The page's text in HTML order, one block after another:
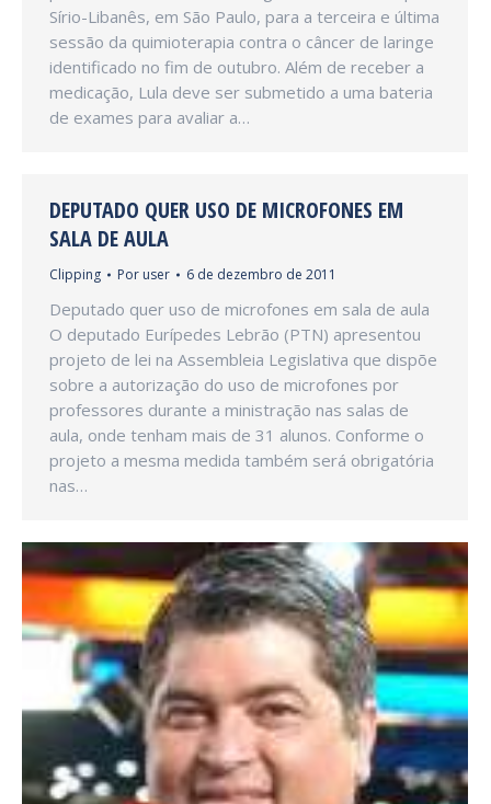
Sírio-Libanês, em São Paulo, para a terceira e última
sessão da quimioterapia contra o câncer de laringe
identificado no fim de outubro. Além de receber a
medicação, Lula deve ser submetido a uma bateria
de exames para avaliar a…
DEPUTADO QUER USO DE MICROFONES EM
SALA DE AULA
Clipping Por user 6 de dezembro de 2011
Deputado quer uso de microfones em sala de aula
O deputado Eurípedes Lebrão (PTN) apresentou
projeto de lei na Assembleia Legislativa que dispõe
sobre a autorização do uso de microfones por
professores durante a ministração nas salas de
aula, onde tenham mais de 31 alunos. Conforme o
projeto a mesma medida também será obrigatória
nas…